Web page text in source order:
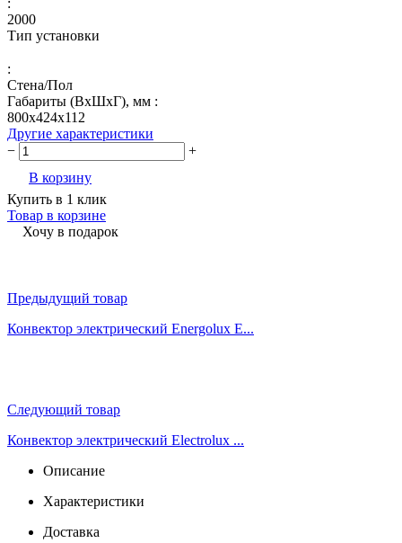
:
2000
Тип установки
:
Стена/Пол
Габариты (ВхШхГ), мм :
800x424x112
Другие характеристики
−
+
В корзину
Купить в 1 клик
Товар в корзине
Хочу в подарок
Предыдущий товар
Конвектор электрический Energolux E...
Следующий товар
Конвектор электрический Electrolux ...
Описание
Характеристики
Доставка